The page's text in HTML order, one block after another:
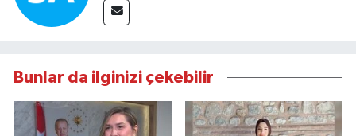
Bunlar da ilginizi çekebilir